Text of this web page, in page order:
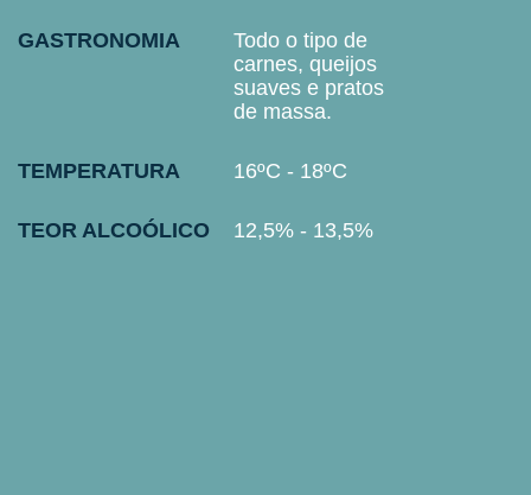
GASTRONOMIA
Todo o tipo de
carnes, queijos
suaves e pratos
de massa.
TEMPERATURA 16ºC - 18ºC
TEOR ALCOÓLICO 12,5% - 13,5%